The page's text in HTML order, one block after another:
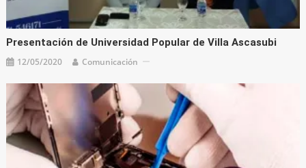
Presentación de Universidad Popular de Villa Ascasubi
12/05/2020 Comunicación